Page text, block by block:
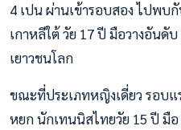
4 เปน ผ่านเข้ารอบสอง ไปพบ
เกาหลีใต้ วัย 17 ปี มือวางอันดั
เยาวชนโลก
ขณะที่ประเภทหญิงเดี่ยว รอบแ
หยก นักเทนนิสไทยวัย 15 ปี มือ